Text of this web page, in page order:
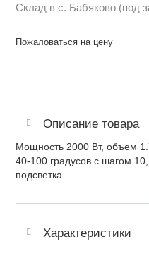
Склад в с. Бабяково (под
Пожаловаться на цену
Описание товара
Мощность 2000 Вт, объем
40-100 градусов с шагом
подсветка
Характеристики